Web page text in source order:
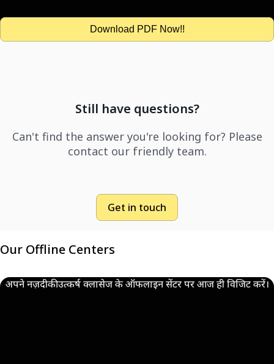
Download PDF Now!!
Still have questions?
Can't find the answer you're looking for? Please
contact our friendly team.
Get in touch
Our Offline Centers
अपने नज़दीकी उत्कर्ष क्लासेज के ऑफलाइन सेंटर पर आज ही विजिट करें।